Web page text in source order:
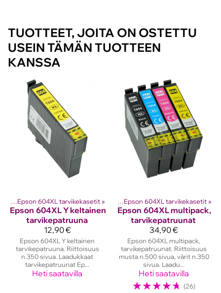
TUOTTEET, JOITA ON OSTETTU
USEIN TÄMÄN TUOTTEEN
KANSSA
‪» Epson 604XL tarvikekasetit ‪»
Epson 604XL Y keltainen
tarvikepatruuna
12,90 €
Epson 604XL Y keltainen
tarvikepatruuna. Riittoisuus
n.350 sivua. Laadukkaat
tarvikepatruunat Ep...
Heti saatavilla
kasetit‪» Epson mustekasetit ‪» Epson 604XL tarvikekasetit ‪»
Epson 604XL multipack,
tarvikepatruunat
34,90 €
Epson 604XL multipack,
tarvikepatruunat. Riittoisuus
musta n.500 sivua, värit n.350
sivua. Laadu...
Heti saatavilla
☆☆☆☆☆ (26)